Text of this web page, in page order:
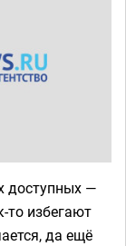
доступных —
то избегают
да ещё